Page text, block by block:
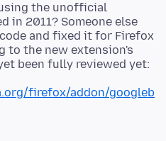
the unofficial
in 2011? Someone else
and fixed it for Firefox
to the new extension's
firefox/addon/googleb